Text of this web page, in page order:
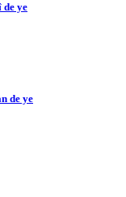
ye
de ye